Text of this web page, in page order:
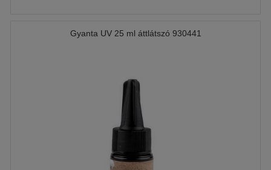
Gyanta UV 25 ml áttlátszó 930441